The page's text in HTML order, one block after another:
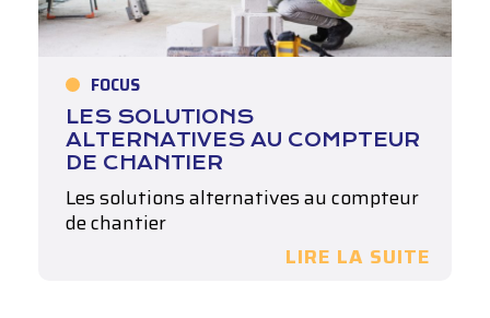
FOCUS
LES SOLUTIONS
ALTERNATIVES AU COMPTEUR
DE CHANTIER
Les solutions alternatives au compteur
de chantier
Il existe des solutions alternatives à…
LIRE LA SUITE